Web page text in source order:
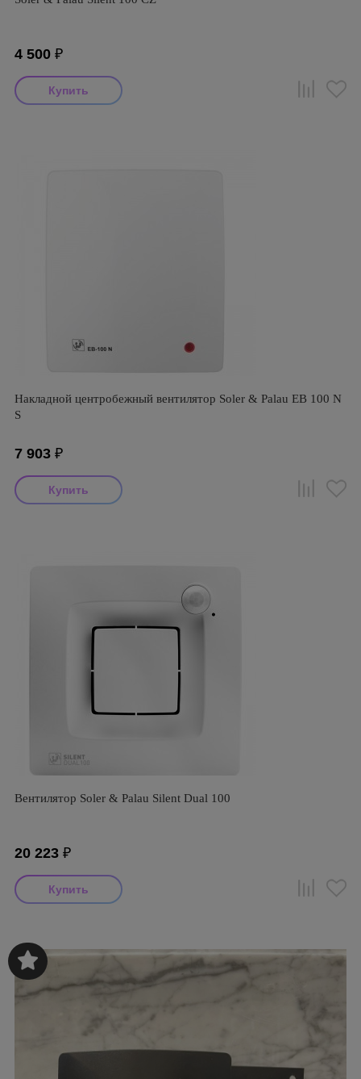
4 500 ₽
Накладной центробежный вентилятор Soler & Palau EB 100 N
S
7 903 ₽
Вентилятор Soler & Palau Silent Dual 100
20 223 ₽